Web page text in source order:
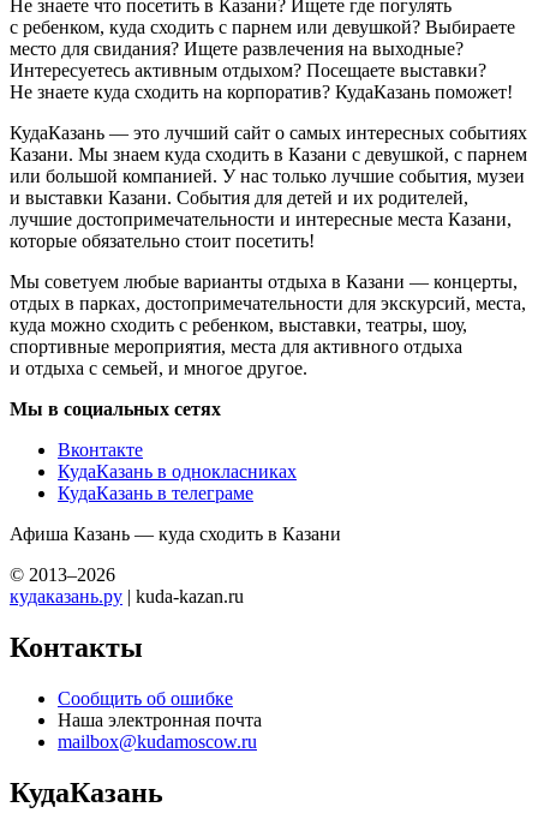
Не знаете что посетить в Казани? Ищете где погулять
с ребенком, куда сходить с парнем или девушкой? Выбираете
место для свидания? Ищете развлечения на выходные?
Интересуетесь активным отдыхом? Посещаете выставки?
Не знаете куда сходить на корпоратив? КудаКазань поможет!
КудаКазань — это лучший сайт о самых интересных событиях
Казани. Мы знаем куда сходить в Казани с девушкой, с парнем
или большой компанией. У нас только лучшие события, музеи
и выставки Казани. События для детей и их родителей,
лучшие достопримечательности и интересные места Казани,
которые обязательно стоит посетить!
Мы советуем любые варианты отдыха в Казани — концерты,
отдых в парках, достопримечательности для экскурсий, места,
куда можно сходить с ребенком, выставки, театры, шоу,
спортивные мероприятия, места для активного отдыха
и отдыха с семьей, и многое другое.
Мы в социальных сетях
Вконтакте
КудаКазань в однокласниках
КудаКазань в телеграме
Афиша Казань — куда сходить в Казани
© 2013–2026
кудаказань.ру | kuda-kazan.ru
Контакты
Сообщить об ошибке
Наша электронная почта
mailbox@kudamoscow.ru
КудаКазань